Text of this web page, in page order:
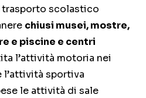
trasporto scolastico
chiusi musei, mostre,
e piscine e centri
l’attività motoria nei
l’attività sportiva
le attività di sale